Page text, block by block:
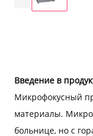
Введение в
Микрофокусный
материалы.
больнице, но с